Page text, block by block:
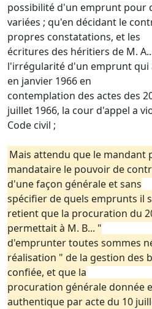
possibilité d'un emprunt pour
variées ; qu'en décidant le
propres constatations, et les
écritures des héritiers de M.
l'irrégularité d'un emprunt qui
en janvier 1966 en
contemplation des actes des
juillet 1966, la cour d'appel a
Code civil ;
Mais attendu que le mandant
mandataire le pouvoir de
d'une façon générale et sans
spécifier de quels emprunts il
retient que la procuration du
permettait à M. B... "
d'emprunter toutes sommes
réalisation " de la gestion des
confiée, et que la
procuration générale donnée
authentique par acte du 10